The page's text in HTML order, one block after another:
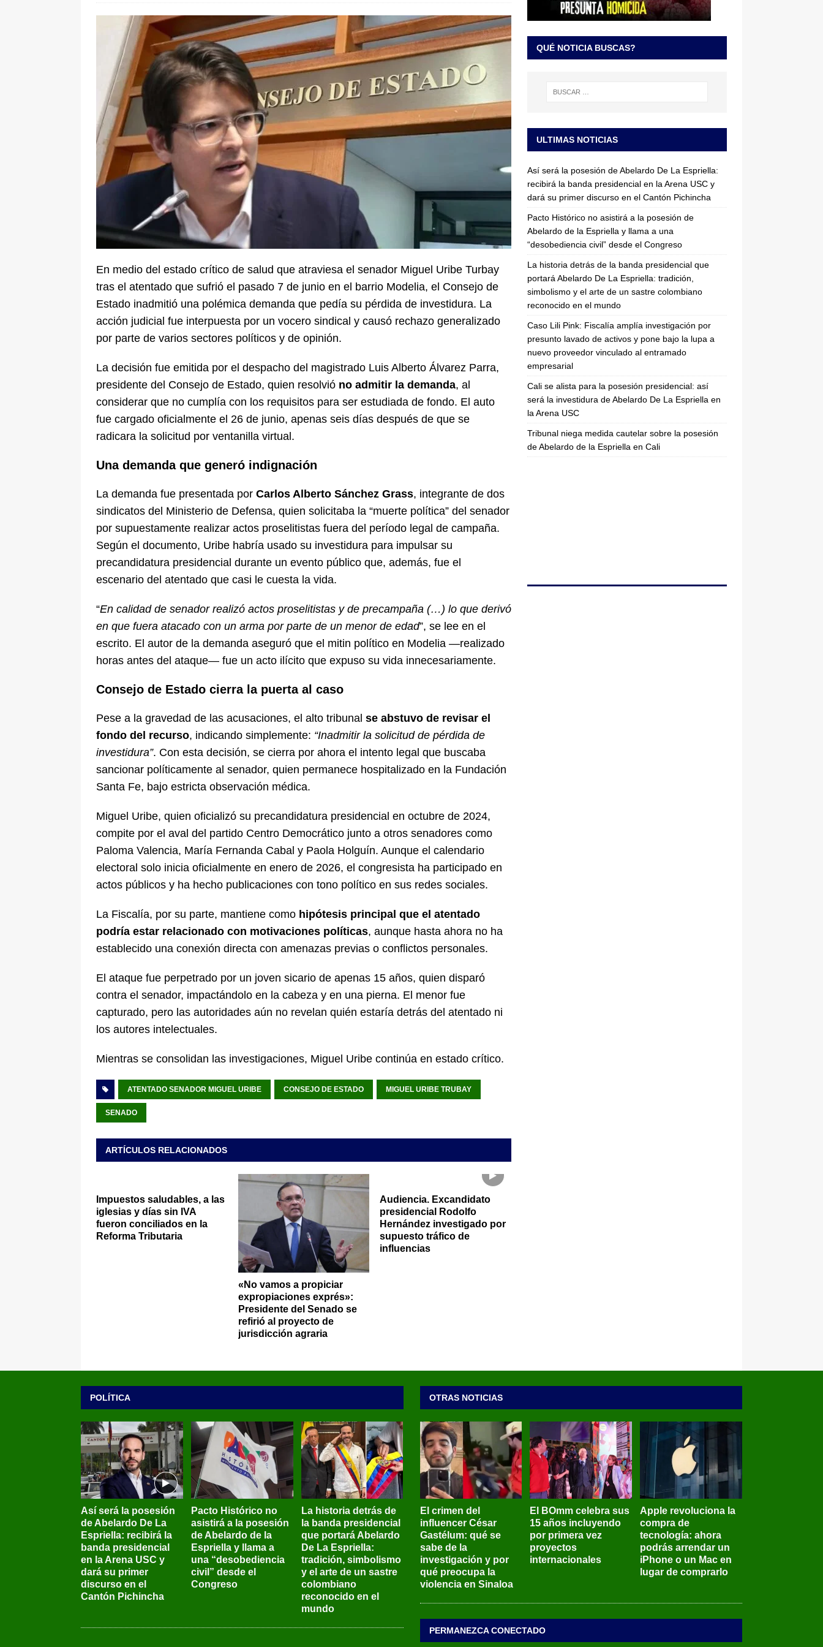
[ 6 de agosto de 2026 ] Cali se alista para la posesión presidencial: así será la investidura de Abelardo
De La Espriella en la Arena USC LO ÚLTIMO
En medio del estado crítico de salud que atraviesa el senador Miguel Uribe Turbay
tras el atentado que sufrió el pasado 7 de junio en el barrio Modelia, el Consejo de
Estado inadmitió una polémica demanda que pedía su pérdida de investidura. La
acción judicial fue interpuesta por un vocero sindical y causó rechazo generalizado
por parte de varios sectores políticos y de opinión.
La decisión fue emitida por el despacho del magistrado Luis Alberto Álvarez Parra,
presidente del Consejo de Estado, quien resolvió no admitir la demanda, al
considerar que no cumplía con los requisitos para ser estudiada de fondo. El auto
fue cargado oficialmente el 26 de junio, apenas seis días después de que se
radicara la solicitud por ventanilla virtual.
Una demanda que generó indignación
La demanda fue presentada por Carlos Alberto Sánchez Grass, integrante de dos
sindicatos del Ministerio de Defensa, quien solicitaba la “muerte política” del senador
por supuestamente realizar actos proselitistas fuera del período legal de campaña.
Según el documento, Uribe habría usado su investidura para impulsar su
precandidatura presidencial durante un evento público que, además, fue el
escenario del atentado que casi le cuesta la vida.
“En calidad de senador realizó actos proselitistas y de precampaña (…) lo que derivó
en que fuera atacado con un arma por parte de un menor de edad”, se lee en el
escrito. El autor de la demanda aseguró que el mitin político en Modelia —realizado
horas antes del ataque— fue un acto ilícito que expuso su vida innecesariamente.
Consejo de Estado cierra la puerta al caso
Pese a la gravedad de las acusaciones, el alto tribunal se abstuvo de revisar el
fondo del recurso, indicando simplemente: “Inadmitir la solicitud de pérdida de
investidura”. Con esta decisión, se cierra por ahora el intento legal que buscaba
sancionar políticamente al senador, quien permanece hospitalizado en la Fundación
Santa Fe, bajo estricta observación médica.
Miguel Uribe, quien oficializó su precandidatura presidencial en octubre de 2024,
compite por el aval del partido Centro Democrático junto a otros senadores como
Paloma Valencia, María Fernanda Cabal y Paola Holguín. Aunque el calendario
electoral solo inicia oficialmente en enero de 2026, el congresista ha participado en
actos públicos y ha hecho publicaciones con tono político en sus redes sociales.
La Fiscalía, por su parte, mantiene como hipótesis principal que el atentado
podría estar relacionado con motivaciones políticas, aunque hasta ahora no ha
establecido una conexión directa con amenazas previas o conflictos personales.
El ataque fue perpetrado por un joven sicario de apenas 15 años, quien disparó
contra el senador, impactándolo en la cabeza y en una pierna. El menor fue
capturado, pero las autoridades aún no revelan quién estaría detrás del atentado ni
los autores intelectuales.
Mientras se consolidan las investigaciones, Miguel Uribe continúa en estado crítico.
ATENTADO SENADOR MIGUEL URIBE CONSEJO DE ESTADO MIGUEL URIBE TRUBAY
SENADO
ARTÍCULOS RELACIONADOS
Impuestos saludables, a las
iglesias y días sin IVA
fueron conciliados en la
Reforma Tributaria
«No vamos a propiciar
expropiaciones exprés»:
Presidente del Senado se
refirió al proyecto de
jurisdicción agraria
Audiencia. Excandidato
presidencial Rodolfo
Hernández investigado por
supuesto tráfico de
influencias
QUÉ NOTICIA BUSCAS?
ULTIMAS NOTICIAS
Así será la posesión de Abelardo De La Espriella:
recibirá la banda presidencial en la Arena USC y
dará su primer discurso en el Cantón Pichincha
Pacto Histórico no asistirá a la posesión de
Abelardo de la Espriella y llama a una
“desobediencia civil” desde el Congreso
La historia detrás de la banda presidencial que
portará Abelardo De La Espriella: tradición,
simbolismo y el arte de un sastre colombiano
reconocido en el mundo
Caso Lili Pink: Fiscalía amplía investigación por
presunto lavado de activos y pone bajo la lupa a
nuevo proveedor vinculado al entramado
empresarial
Cali se alista para la posesión presidencial: así
será la investidura de Abelardo De La Espriella en
la Arena USC
Tribunal niega medida cautelar sobre la posesión
de Abelardo de la Espriella en Cali
POLÍTICA
Así será la posesión
de Abelardo De La
Espriella: recibirá la
banda presidencial
en la Arena USC y
dará su primer
discurso en el
Cantón Pichincha
Pacto Histórico no
asistirá a la posesión
de Abelardo de la
Espriella y llama a
una “desobediencia
civil” desde el
Congreso
La historia detrás de
la banda presidencial
que portará Abelardo
De La Espriella:
tradición, simbolismo
y el arte de un sastre
colombiano
reconocido en el
mundo
OTRAS NOTICIAS
El crimen del
influencer César
Gastélum: qué se
sabe de la
investigación y por
qué preocupa la
violencia en Sinaloa
El BOmm celebra sus
15 años incluyendo
por primera vez
proyectos
internacionales
Apple revoluciona la
compra de
tecnología: ahora
podrás arrendar un
iPhone o un Mac en
lugar de comprarlo
PERMANEZCA CONECTADO